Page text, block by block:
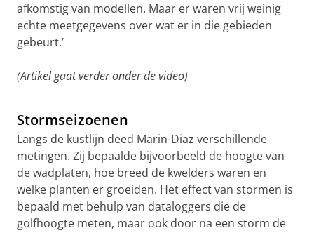
afkomstig van modellen. Maar er waren vrij weinig
echte meetgegevens over wat er in die gebieden
gebeurt.’
(Artikel gaat verder onder de video)
video te zien
Stormseizoenen
Langs de kustlijn deed Marin-Diaz verschillende
metingen. Zij bepaalde bijvoorbeeld de hoogte van
de wadplaten, hoe breed de kwelders waren en
welke planten er groeiden. Het effect van stormen is
bepaald met behulp van dataloggers die de
golfhoogte meten, maar ook door na een storm de